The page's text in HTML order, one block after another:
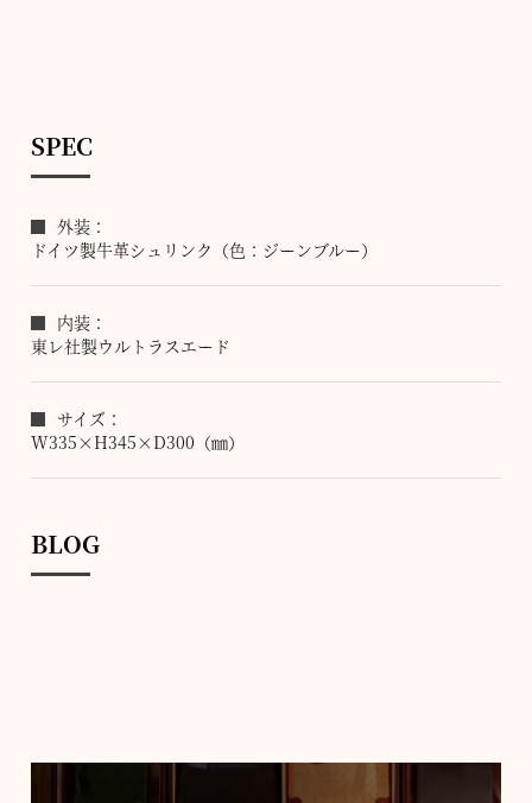
SPEC
外装：
ドイツ製牛革シュリンク（色：ジーンブルー）
内装：
東レ社製ウルトラスエード
サイズ：
W335×H345×D300（㎜）
BLOG